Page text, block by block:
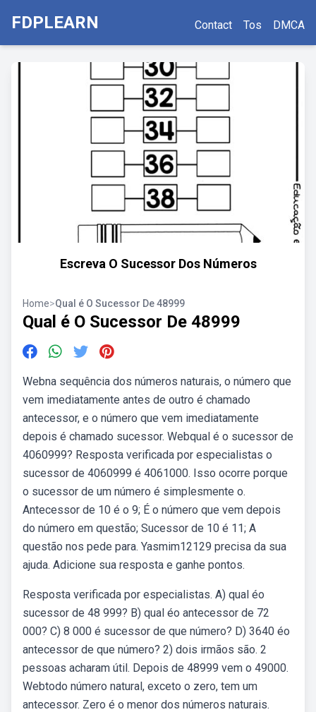
FDPLEARN Contact Tos DMCA
Escreva O Sucessor Dos Números
Home>Qual é O Sucessor De 48999
Qual é O Sucessor De 48999
Webna sequência dos números naturais, o número que
vem imediatamente antes de outro é chamado
antecessor, e o número que vem imediatamente
depois é chamado sucessor. Webqual é o sucessor de
4060999? Resposta verificada por especialistas o
sucessor de 4060999 é 4061000. Isso ocorre porque
o sucessor de um número é simplesmente o.
Antecessor de 10 é o 9; É o número que vem depois
do número em questão; Sucessor de 10 é 11; A
questão nos pede para. Yasmim12129 precisa da sua
ajuda. Adicione sua resposta e ganhe pontos.
Resposta verificada por especialistas. A) qual éo
sucessor de 48 999? B) qual éo antecessor de 72
000? C) 8 000 é sucessor de que número? D) 3640 éo
antecessor de que número? 2) dois irmãos são. 2
pessoas acharam útil. Depois de 48999 vem o 49000.
Webtodo número natural, exceto o zero, tem um
antecessor. Zero é o menor dos números naturais.